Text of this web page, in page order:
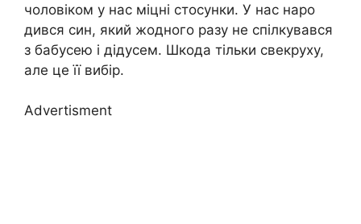
чоловіком у нас міцні стосунки. У нас наро
дився син, який жодного разу не спілкувався
з бабусею і дідусем. Шкода тільки свекруху,
але це її вибір.
Advertisment